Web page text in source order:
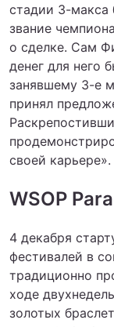
стадии 3-макса
звание
о сделке. Сам
денег для него
занявшему 3-е
принял
своей карьере».
WSOP
4 декабря
фестивалей в
традиционно
ходе
золотых